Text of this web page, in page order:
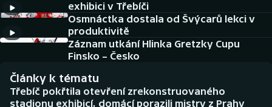
Americký fotbal
Baseball a softbal
Basketbal
Biatlon
NEPŘEHLÉDNĚTE
Soutěže
Historické návraty
Aplikace ČT sport
exhibici v Třebíči
Osmnáctka dostala od Švýcarů lekci v
produktivitě
Záznam utkání Hlinka Gretzky Cupu
Finsko – Česko
Články k tématu
Třebíč pokřtila otevření zrekonstruovaného
stadionu exhibicí, domácí porazili mistry z Prahy